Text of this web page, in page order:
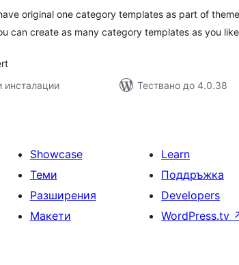
original one category templates as part of
can create as many category templates as you
инсталации
Тествано до 4.0.38
Showcase
Теми
Разширения
Макети
Learn
Поддръжка
Developers
WordPress.tv